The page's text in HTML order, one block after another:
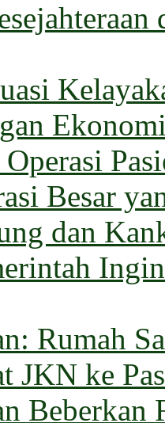
Besar
dan
Rumah
JKN ke